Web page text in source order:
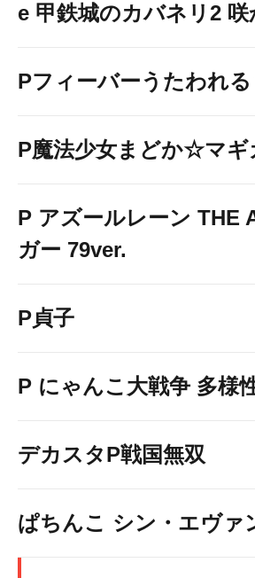
e 甲鉄城のカバネリ2
Pフィーバーうたわれ
P魔法少女まどか☆マギ
P アズールレーン THE
ガー 79ver.
P貞子
P にゃんこ大戦争 多様
デカスタP戦国無双
ぱちんこ シン・エヴァ